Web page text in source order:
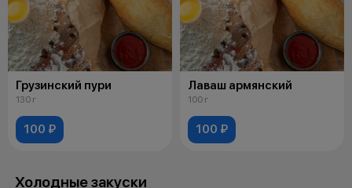
Грузинский пури
130 г
100 ₽
Лаваш армянский
100 г
100 ₽
Холодные закуски